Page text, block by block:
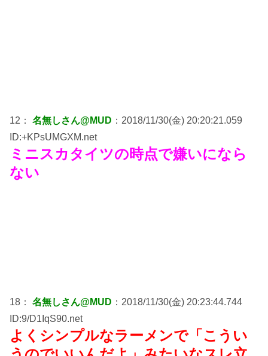
12： 名無しさん@MUD ：2018/11/30(金) 20:20:21.059
ID:+KPsUMGXM.net
ミニスカタイツの時点で嫌いになら
ない
18： 名無しさん@MUD ：2018/11/30(金) 20:23:44.744
ID:9/D1IqS90.net
よくシンプルなラーメンで「こうい